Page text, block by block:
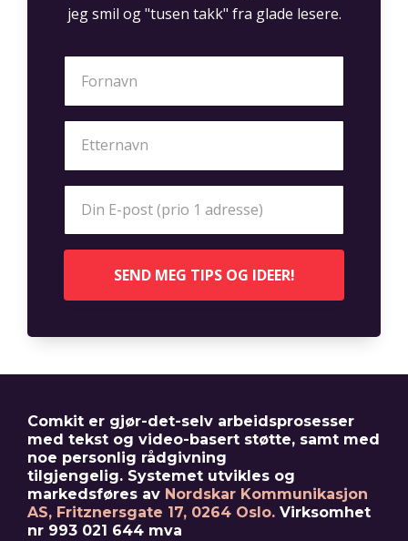
jeg smil og "tusen takk" fra glade lesere.
SEND MEG TIPS OG IDEER!
Comkit er gjør-det-selv arbeidsprosesser
med tekst og video-basert støtte, samt med
noe personlig rådgivning
tilgjengelig. Systemet utvikles og
markedsføres av Nordskar Kommunikasjon
AS, Fritznersgate 17, 0264 Oslo. Virksomhet
nr 993 021 644 mva